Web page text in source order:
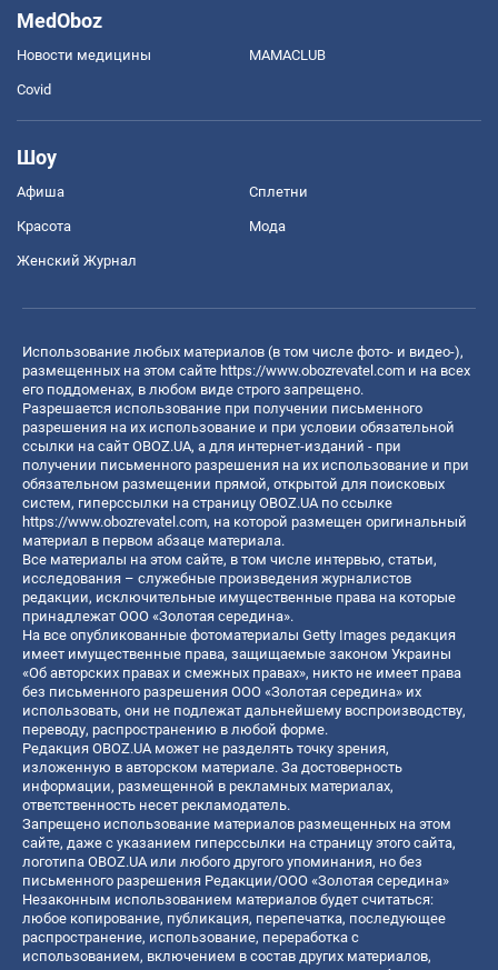
MedOboz
Новости медицины MAMACLUB
Covid
Шоу
Афиша Сплетни
Красота Мода
Женский Журнал
Использование любых материалов (в том числе фото- и видео-),
размещенных на этом сайте https://www.obozrevatel.com и на всех
его поддоменах, в любом виде строго запрещено.
Разрешается использование при получении письменного
разрешения на их использование и при условии обязательной
ссылки на сайт OBOZ.UA, а для интернет-изданий - при
получении письменного разрешения на их использование и при
обязательном размещении прямой, открытой для поисковых
систем, гиперссылки на страницу OBOZ.UA по ссылке
https://www.obozrevatel.com, на которой размещен оригинальный
материал в первом абзаце материала.
Все материалы на этом сайте, в том числе интервью, статьи,
исследования – служебные произведения журналистов
редакции, исключительные имущественные права на которые
принадлежат ООО «Золотая середина».
На все опубликованные фотоматериалы Getty Images редакция
имеет имущественные права, защищаемые законом Украины
«Об авторских правах и смежных правах», никто не имеет права
без письменного разрешения ООО «Золотая середина» их
использовать, они не подлежат дальнейшему воспроизводству,
переводу, распространению в любой форме.
Редакция OBOZ.UA может не разделять точку зрения,
изложенную в авторском материале. За достоверность
информации, размещенной в рекламных материалах,
ответственность несет рекламодатель.
Запрещено использование материалов размещенных на этом
сайте, даже с указанием гиперссылки на страницу этого сайта,
логотипа OBOZ.UA или любого другого упоминания, но без
письменного разрешения Редакции/ООО «Золотая середина»
Незаконным использованием материалов будет считаться:
любое копирование, публикация, перепечатка, последующее
распространение, использование, переработка с
использованием, включением в состав других материалов,